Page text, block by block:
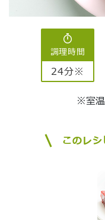
調理時間
24分※
※室温
このレ